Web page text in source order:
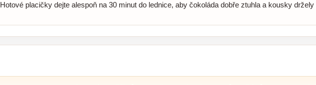
Hotové placičky dejte alespoň na 30 minut do lednice, aby čokoláda dobře ztuhla a kousky držely